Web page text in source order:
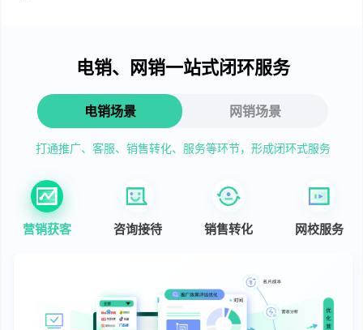
电销、网销一站式闭环服务
电销场景 网销场景
打通推广、客服、销售转化、服务等环节，形成闭环式服务
营销获客 咨询接待 销售转化 网校服务